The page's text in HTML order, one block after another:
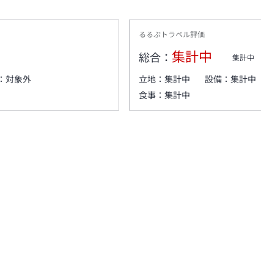
対象外
るるぶトラベル評価
総合： 集計中 集計中
立地：集計中 設備：集計中
食事：集計中